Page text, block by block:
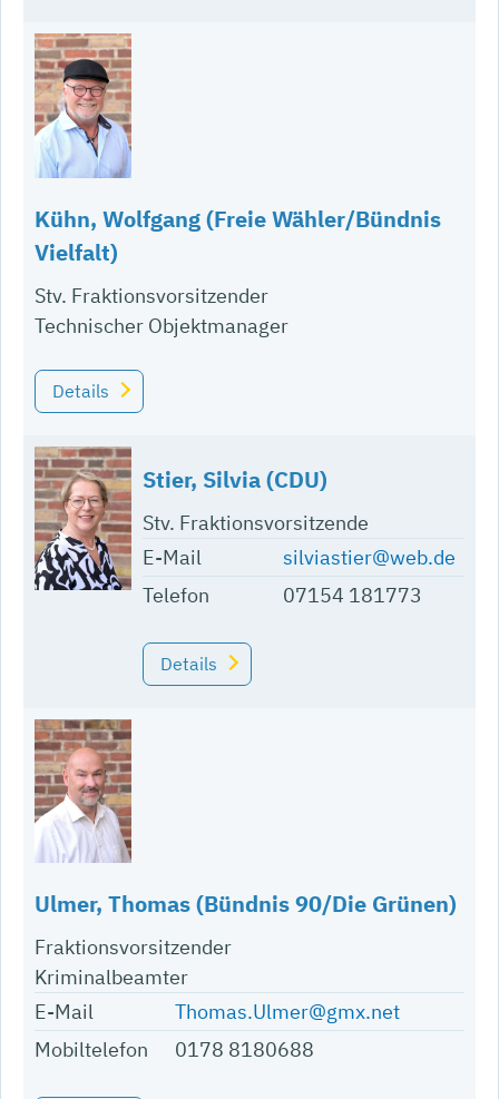
Kühn, Wolfgang (Freie Wähler/Bündnis
Vielfalt)
Stv. Fraktionsvorsitzender
Technischer Objektmanager
Details
Stier, Silvia (CDU)
Stv. Fraktionsvorsitzende
E-Mail
silviastier@web.de
Telefon
07154 181773
Details
Ulmer, Thomas (Bündnis 90/Die Grünen)
Fraktionsvorsitzender
Kriminalbeamter
E-Mail
Thomas.Ulmer@gmx.net
Mobiltelefon
0178 8180688